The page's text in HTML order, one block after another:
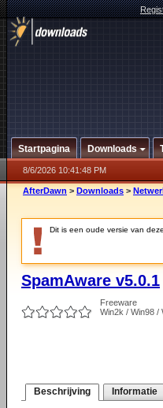
Startpagina Downloads
8/6/2026 10:41:48 PM
AfterDawn > Downloads >
Dit is een oude versie van
SpamAware v5.0.1
Freeware
Win2k / Win98 /
Beschrijving Informatie